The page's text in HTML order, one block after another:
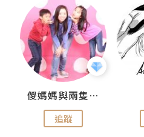
儍媽媽與兩隻小魔怪之家
追蹤